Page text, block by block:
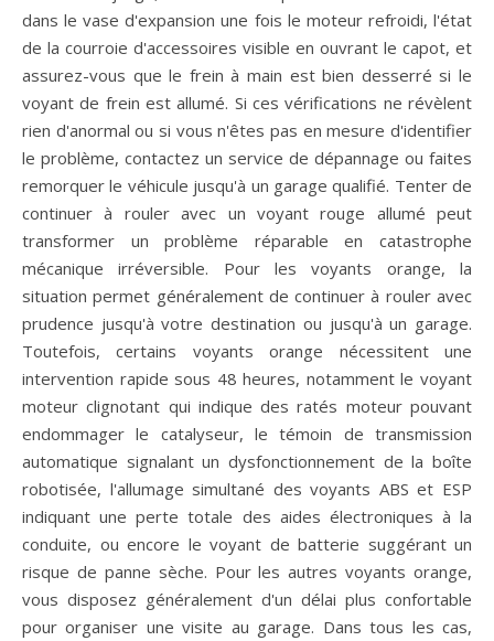
dans le vase d'expansion une fois le moteur refroidi, l'état
de la courroie d'accessoires visible en ouvrant le capot, et
assurez-vous que le frein à main est bien desserré si le
voyant de frein est allumé. Si ces vérifications ne révèlent
rien d'anormal ou si vous n'êtes pas en mesure d'identifier
le problème, contactez un service de dépannage ou faites
remorquer le véhicule jusqu'à un garage qualifié. Tenter de
continuer à rouler avec un voyant rouge allumé peut
transformer un problème réparable en catastrophe
mécanique irréversible. Pour les voyants orange, la
situation permet généralement de continuer à rouler avec
prudence jusqu'à votre destination ou jusqu'à un garage.
Toutefois, certains voyants orange nécessitent une
intervention rapide sous 48 heures, notamment le voyant
moteur clignotant qui indique des ratés moteur pouvant
endommager le catalyseur, le témoin de transmission
automatique signalant un dysfonctionnement de la boîte
robotisée, l'allumage simultané des voyants ABS et ESP
indiquant une perte totale des aides électroniques à la
conduite, ou encore le voyant de batterie suggérant un
risque de panne sèche. Pour les autres voyants orange,
vous disposez généralement d'un délai plus confortable
pour organiser une visite au garage. Dans tous les cas,